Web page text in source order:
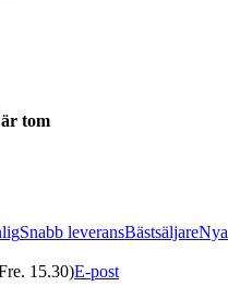
tom
Snabb leveransBästsäljareNya
15.30)E-post